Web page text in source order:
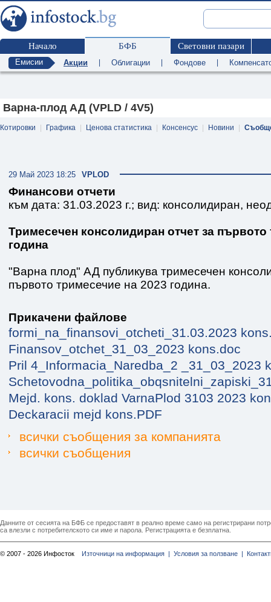
Начало БФБ Световни пазари
Емисии Акции Облигации Фондове
Варна-плод АД (VPLD / 4V5)
Котировки Графика Ценова статистика Консенсус Новини
VPLOD
29 Май 2023 18:25
Финансови отчети
към дата: 31.03.2023 г.; вид: консолидиран,
Тримесечен консолидиран отчет за първото
година
"Варна плод" АД публикува тримесечен
първото тримесечие на 2023 година.
Прикачени файлове
formi_na_finansovi_otcheti_31.03.2023
Finansov_otchet_31_03_2023 kons.doc
Pril 4_Informacia_Naredba_2 _31_03_2023
Mejd. kons. doklad VarnaPlod 3103 2023
Deckaracii mejd kons.PDF
всички съобщения за компанията
всички съобщения
Данните от сесията на БФБ се предоставят в реално време само на регистрирани
са влезли с потребителското си име и парола. Регистрацията е безплатна.
© 2007 - 2026 Инфосток Източници на информация | Условия за ползване |